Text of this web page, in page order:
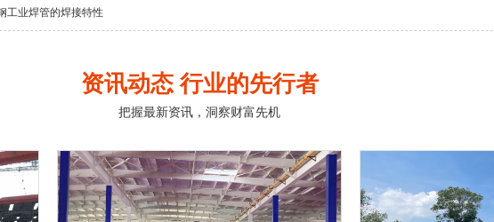
工业焊管的焊接特性
资讯动态 行业的先行者
把握最新资讯，洞察财富先机